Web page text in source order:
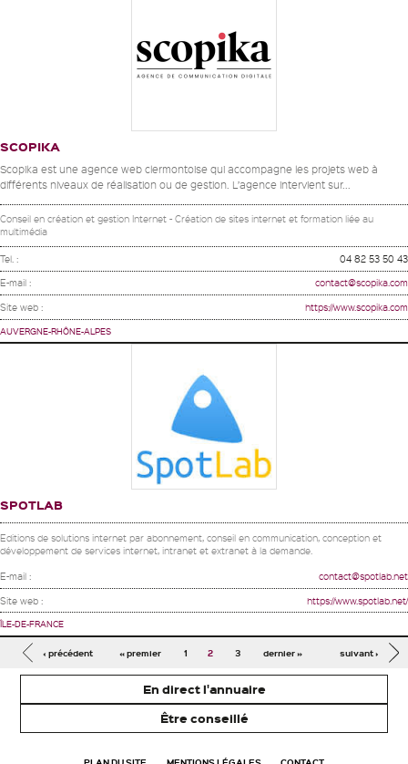
SCOPIKA
Scopika est une agence web clermontoise qui accompagne les projets web à
différents niveaux de réalisation ou de gestion. L’agence intervient sur...
Conseil en création et gestion Internet - Création de sites internet et formation liée au
multimédia
Tel. : 04 82 53 50 43
E-mail : contact@scopika.com
Site web : https://www.scopika.com
AUVERGNE-RHÔNE-ALPES
SPOTLAB
Editions de solutions internet par abonnement, conseil en communication, conception et
développement de services internet, intranet et extranet à la demande.
E-mail : contact@spotlab.net
Site web : https://www.spotlab.net/
ÎLE-DE-FRANCE
Pages
« premier
‹ précédent 1 2 3 suivant ›
dernier »
En direct l'annuaire
Être conseillé